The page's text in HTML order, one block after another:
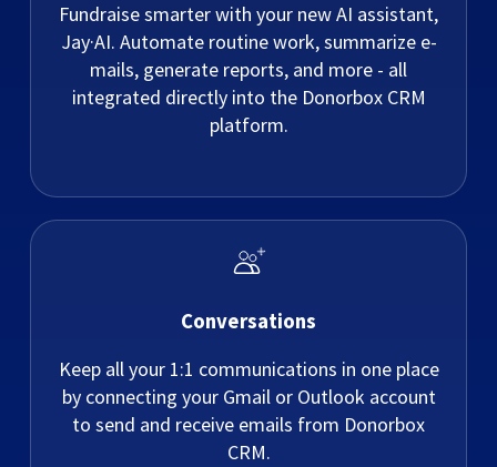
Fundraise smarter with your new AI assistant,
Jay·AI. Automate routine work, summarize e-
mails, generate reports, and more - all
integrated directly into the Donorbox CRM
platform.
Conversations
Keep all your 1:1 communications in one place
by connecting your Gmail or Outlook account
to send and receive emails from Donorbox
CRM.